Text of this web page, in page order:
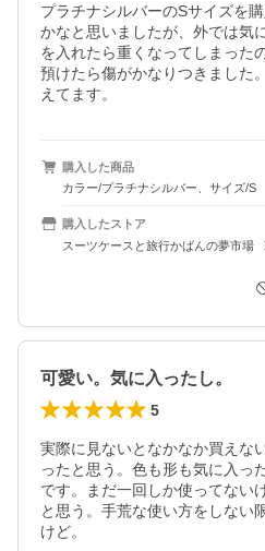
プラチナシルバーのSサイズを
かなと思いましたが、外では気
を入れたら重くなってしまった
預けたら傷がかなりつきました
えてます。
購入した商品
カラー/プラチナシルバー、サイズ/S
購入したストア
スーツケースと旅行かばんの夢市場
可愛い。気に入ったし。
5
実際に見ないとなかなか買えな
ったと思う。色も形も気に入っ
です。まだ一回しか使ってない
と思う。手荒な使い方をしない
けど。